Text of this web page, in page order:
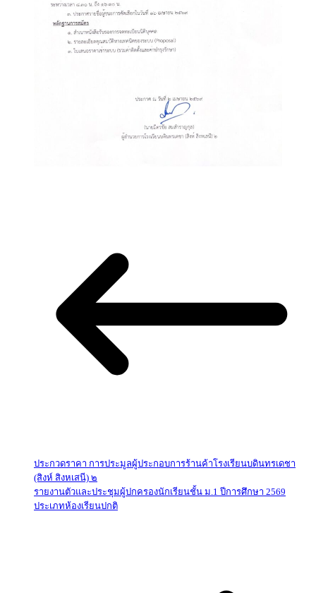
ประกวดราคา การประมูลผู้ประกอบการร้านค้าโรงเรียนบดินทรเดชา
(สิงห์ สิงหเสนี) ๒
รายงานตัวและประชุมผู้ปกครองนักเรียนชั้น ม.1 ปีการศึกษา 2569
ประเภทห้องเรียนปกติ